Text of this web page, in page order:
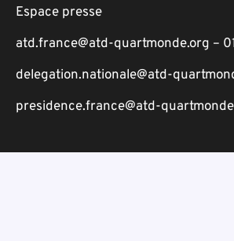
Espace presse
atd.france@atd-quartmonde.org –
delegation.nationale@atd-
presidence.france@atd-